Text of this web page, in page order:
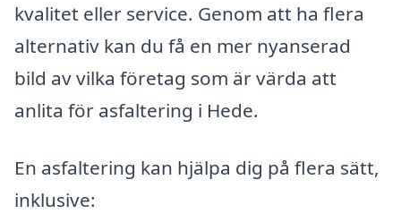
kvalitet eller service. Genom att ha flera
alternativ kan du få en mer nyanserad
bild av vilka företag som är värda att
anlita för asfaltering i Hede.
En asfaltering kan hjälpa dig på flera sätt,
inklusive: